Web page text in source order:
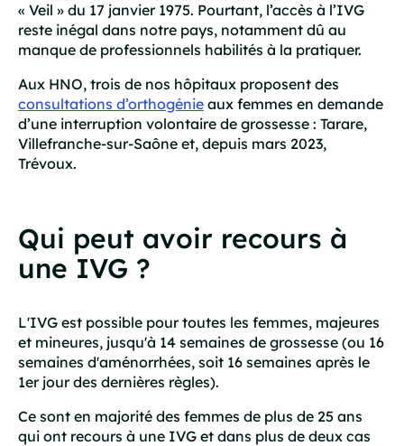
« Veil » du 17 janvier 1975. Pourtant, l’accès à l’IVG
reste inégal dans notre pays, notamment dû au
manque de professionnels habilités à la pratiquer.
Aux HNO, trois de nos hôpitaux proposent des
consultations d’orthogénie aux femmes en demande
d’une interruption volontaire de grossesse : Tarare,
Villefranche-sur-Saône et, depuis mars 2023,
Trévoux.
Qui peut avoir recours à
une IVG ?
L'IVG est possible pour toutes les femmes, majeures
et mineures, jusqu'à 14 semaines de grossesse (ou 16
semaines d'aménorrhées, soit 16 semaines après le
1er jour des dernières règles).
Ce sont en majorité des femmes de plus de 25 ans
qui ont recours à une IVG et dans plus de deux cas